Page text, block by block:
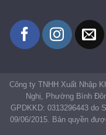
Công ty TNHH Xuất Nhập
Nghị, Phường Bình
GPDKKD: 0313296443 do
09/06/2015. Bản quyền